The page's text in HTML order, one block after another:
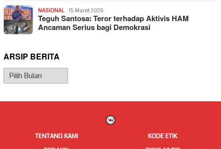
NASIONAL 15 Maret 2026
Teguh Santosa: Teror terhadap Aktivis HAM
Ancaman Serius bagi Demokrasi
ARSIP BERITA
Arsip
Berita
TENTANG KAMI
KODE ETIK